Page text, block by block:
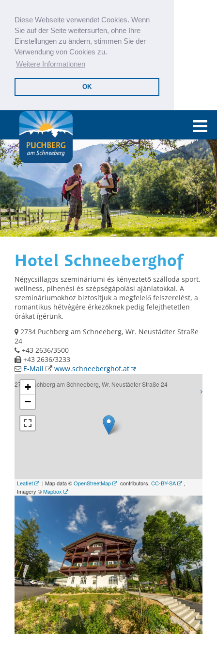
Diese Webseite verwendet Cookies. Wenn
Sie auf der Seite weitersurfen, ohne Ihre
Einstellungen zu ändern, stimmen Sie der
Verwendung von Cookies zu.
Weitere Informationen
OK
Hotel Schneeberghof
Négycsillagos szemináriumi és kényeztető szálloda sport,
wellness, pihenési és szépségápolási ajánlatokkal. A
szemináriumokhoz biztosítjuk a megfelelő felszerelést, a
romantikus hétvégére érkezőknek pedig felejthetetlen
órákat ígérünk.
2734 Puchberg am Schneeberg, Wr. Neustädter Straße
24
+43 2636/3500
+43 2636/3233
E-Mail
www.schneeberghof.at
2734 Puchberg am Schneeberg, Wr. Neustädter Straße 24
+
−
Leaflet | Map data ©OpenStreetMap contributors, CC-BY-SA
,
Imagery ©Mapbox